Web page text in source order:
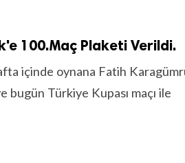
100.Maç Plaketi Verildi.
içinde oynana Fatih
bugün Türkiye Kupası maçı ile